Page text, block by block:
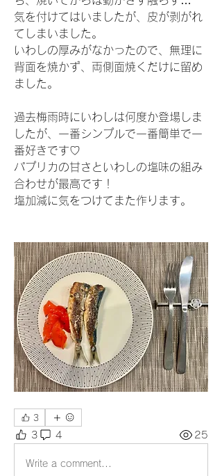
気を付けてはいましたが、皮が剥がれ
てしまいました。
いわしの厚みがなかったので、無理に
背面を焼かず、両側面焼くだけに留め
ました。
過去梅雨時にいわしは何度か登場しま
したが、一番シンプルで一番簡単で一
番好きです♡
パプリカの甘さといわしの塩味の組み
合わせが最高です！
塩加減に気をつけてまた作ります。
3
3 4 25
Write a comment...